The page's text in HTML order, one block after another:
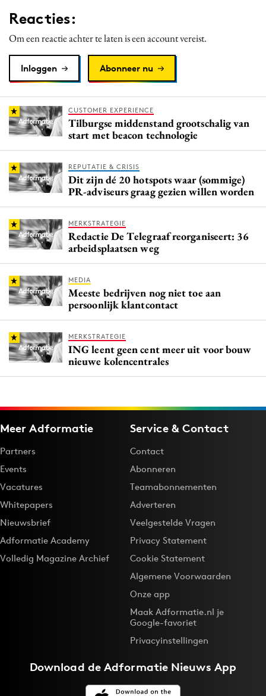
Reacties:
Om een reactie achter te laten is een account vereist.
Inloggen Abonneer nu
CUSTOMER EXPERIENCE
Tilburgse middenstand grootschalig van
start met beacon technologie
REPUTATIE & CRISIS
Dit zijn dé 20 hotspots waar (sommige)
PR-adviseurs graag gezien willen worden
MERKSTRATEGIE
Redactie De Telegraaf reorganiseert: 36
arbeidsplaatsen weg
MEDIA
Meeste bedrijven nog niet toe aan
persoonlijk klantcontact
MERKSTRATEGIE
ING leent geen cent meer uit voor bouw
nieuwe kolencentrales
Meer Adformatie
Partners
Events
Vacatures
Whitepapers
Nieuwsbrief
Adformatie Academy
Volledig Magazine Archief
Service & Contact
Contact
Abonneren
Teamabonnementen
Adverteren
Veelgestelde Vragen
Privacy Statement
Cookie Statement
Algemene Voorwaarden
Onze app
Maak Adformatie.nl je
Google-favoriet
Privacyinstellingen
Download deAdformatie Nieuws App